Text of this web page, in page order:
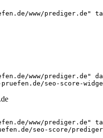
www/prediger.de"
www/prediger.de"
www/prediger.de"
seo-score/